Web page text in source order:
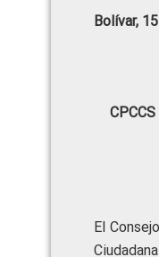
Bolívar,
El